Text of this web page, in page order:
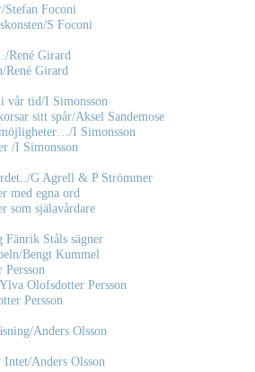
Stefan Foconi
S Foconi
René Girard
René Girard
vår tid/I Simonsson
sitt spår/Aksel Sandemose
I Simonsson
/I Simonsson
G Agrell & P Strömmer
med egna ord
som själavårdare
Fänrik Ståls sägner
Bengt Kummel
Olofsdotter Persson
Persson
Anders Olsson
Intet/Anders Olsson